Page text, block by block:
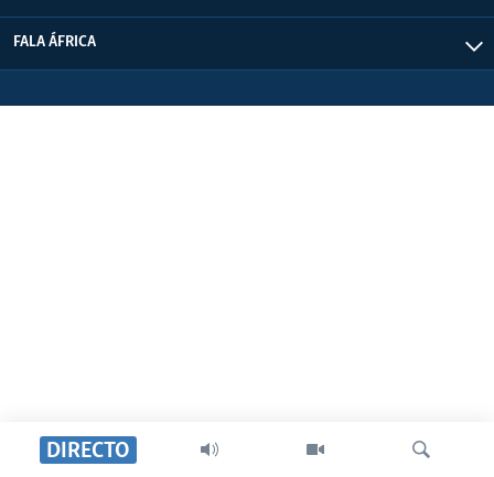
DIRECTO
FALA ÁFRICA